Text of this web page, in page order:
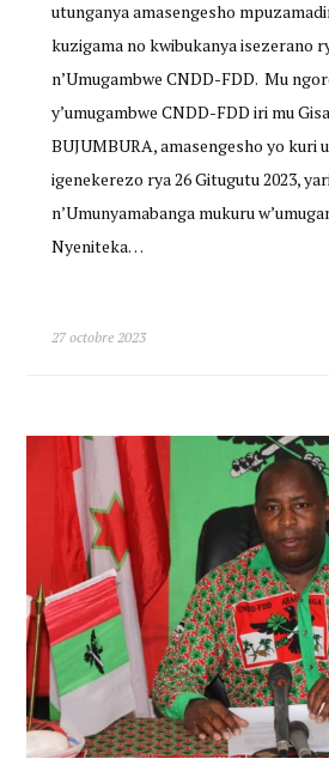
utunganya amasengesho
kuzigama no kwibukanya isezerano
n’Umugambwe CNDD-FDD. Mu
y’umugambwe CNDD-FDD iri mu
BUJUMBURA, amasengesho yo kuri
igenekerezo rya 26 Gitugutu 2023,
n’Umunyamabanga mukuru
Nyeniteka…
27 octobre 2023